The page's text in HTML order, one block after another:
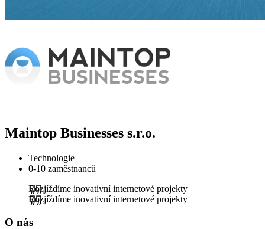
Maintop Businesses s.r.o.
Technologie
0-10 zaměstnanců
Rozjíždíme inovativní internetové projekty
Rozjíždíme inovativní internetové projekty
O nás